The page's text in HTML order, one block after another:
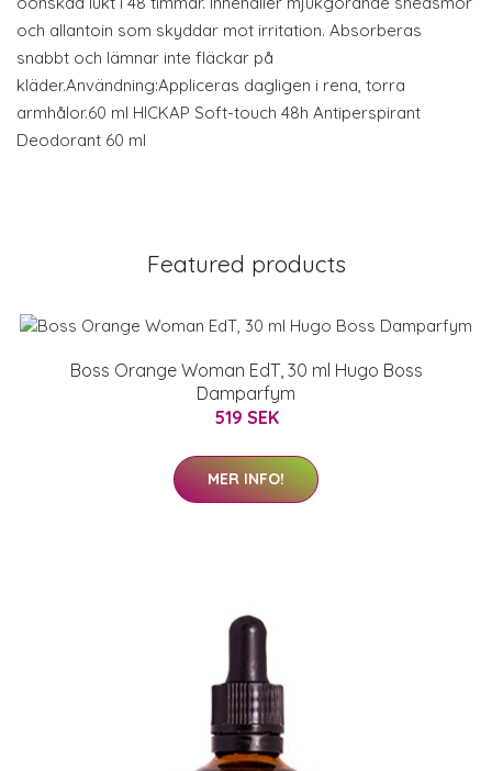
och allantoin som skyddar mot irritation. Absorberas
snabbt och lämnar inte fläckar på
kläder.Användning:Appliceras dagligen i rena, torra
armhålor.60 ml HICKAP Soft-touch 48h Antiperspirant
Deodorant 60 ml
Featured products
Boss Orange Woman EdT, 30 ml Hugo Boss
Damparfym
519 SEK
MER INFO!